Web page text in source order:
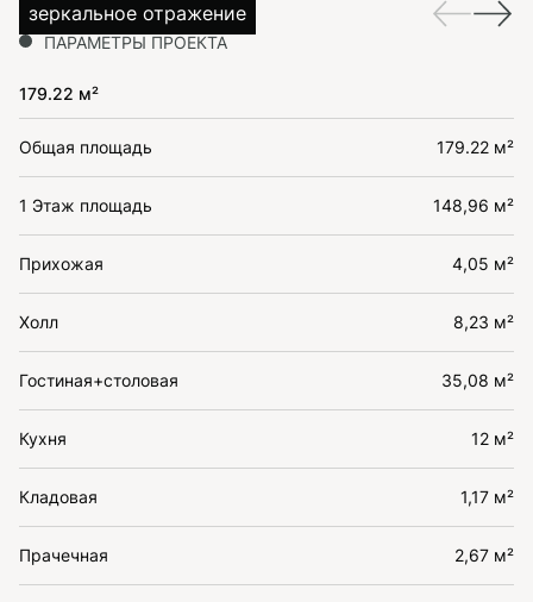
зеркальное отражение
ПАРАМЕТРЫ ПРОЕКТА
179.22 м²
Общая площадь 179.22 м²
1 Этаж площадь 148,96 м²
Прихожая 4,05 м²
Холл 8,23 м²
Гостиная+столовая 35,08 м²
Кухня 12 м²
Кладовая 1,17 м²
Прачечная 2,67 м²